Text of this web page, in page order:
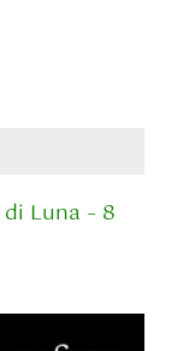
Luna – 8